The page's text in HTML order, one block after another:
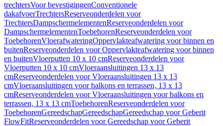
trechtersVoor bevestigingenConventionele
dakafvoerTrechtersReserveonderdelen voor
TrechtersDampschermelementenReserveonderdelen voor
DampschermelementenToebehorenReserveonderdelen voor
ToebehorenVloerafwateringOppervlakteafwatering voor binnen en
buitenReserveonderdelen voor Oppervlakteafwatering voor binnen
en buitenVloerputten 10 x 10 cmReserveonderdelen voor
Vloerputten 10 x 10 cmVloeraansluitingen 13 x 13
cmReserveonderdelen voor Vloeraansluitingen 13 x 13
cmVloeraansluitingen voor balkons en terrassen, 13 x 13
cmReserveonderdelen voor Vloeraansluitingen voor balkons en
terrassen, 13 x 13 cmToebehorenReserveonderdelen voor
ToebehorenGereedschapGereedschapGereedschap voor Geberit
FlowFitReserveonderdelen voor Gereedschap voor Geberit